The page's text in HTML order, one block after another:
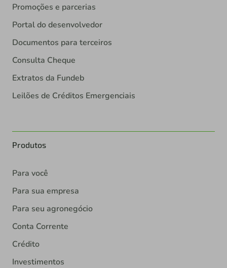
Promoções e parcerias
Portal do desenvolvedor
Documentos para terceiros
Consulta Cheque
Extratos da Fundeb
Leilões de Créditos Emergenciais
Produtos
Para você
Para sua empresa
Para seu agronegócio
Conta Corrente
Crédito
Investimentos